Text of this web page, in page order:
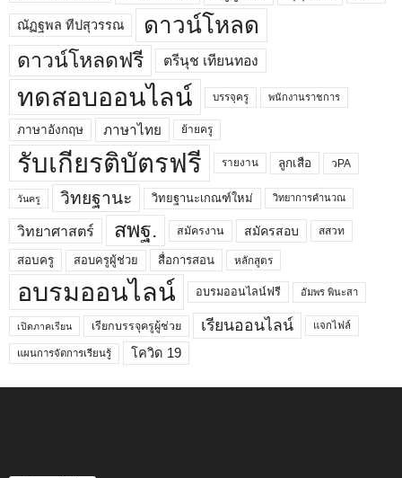
ณัฏฐพล ทีปสุวรรณ ดาวน์โหลด
ดาวน์โหลดฟรี ตรีนุช เทียนทอง
ทดสอบออนไลน์ บรรจุครู พนักงานราชการ
ภาษาอังกฤษ ภาษาไทย ย้ายครู
รับเกียรติบัตรฟรี รายงาน ลูกเสือ วPA
วันครู วิทยฐานะ วิทยฐานะเกณฑ์ใหม่ วิทยาการคำนวณ
วิทยาศาสตร์ สพฐ. สมัครงาน สมัครสอบ สสวท
สอบครู สอบครูผู้ช่วย สื่อการสอน หลักสูตร
อบรมออนไลน์ อบรมออนไลน์ฟรี อัมพร พินะสา
เปิดภาคเรียน เรียกบรรจุครูผู้ช่วย เรียนออนไลน์ แจกไฟล์
แผนการจัดการเรียนรู้ โควิด 19